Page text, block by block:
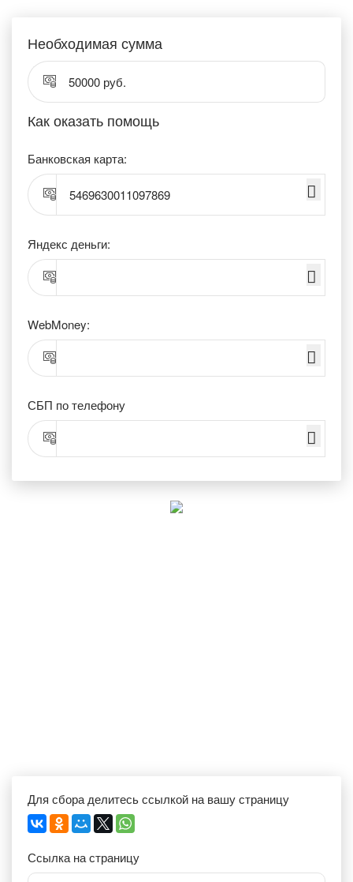
Необходимая сумма
50000 руб.
Как оказать помощь
Банковская карта:
5469630011097869
Яндекс деньги:
WebMoney:
СБП по телефону
Для сбора делитесь ссылкой на вашу страницу
Ссылка на страницу